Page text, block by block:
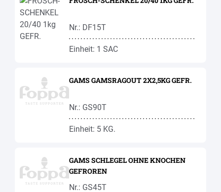
Nr.: DF15T
Einheit: 1 SAC
GAMS GAMSRAGOUT 2X2,5KG GEFR.
Nr.: GS90T
Einheit: 5 KG.
GAMS SCHLEGEL OHNE KNOCHEN
GEFROREN
Nr.: GS45T